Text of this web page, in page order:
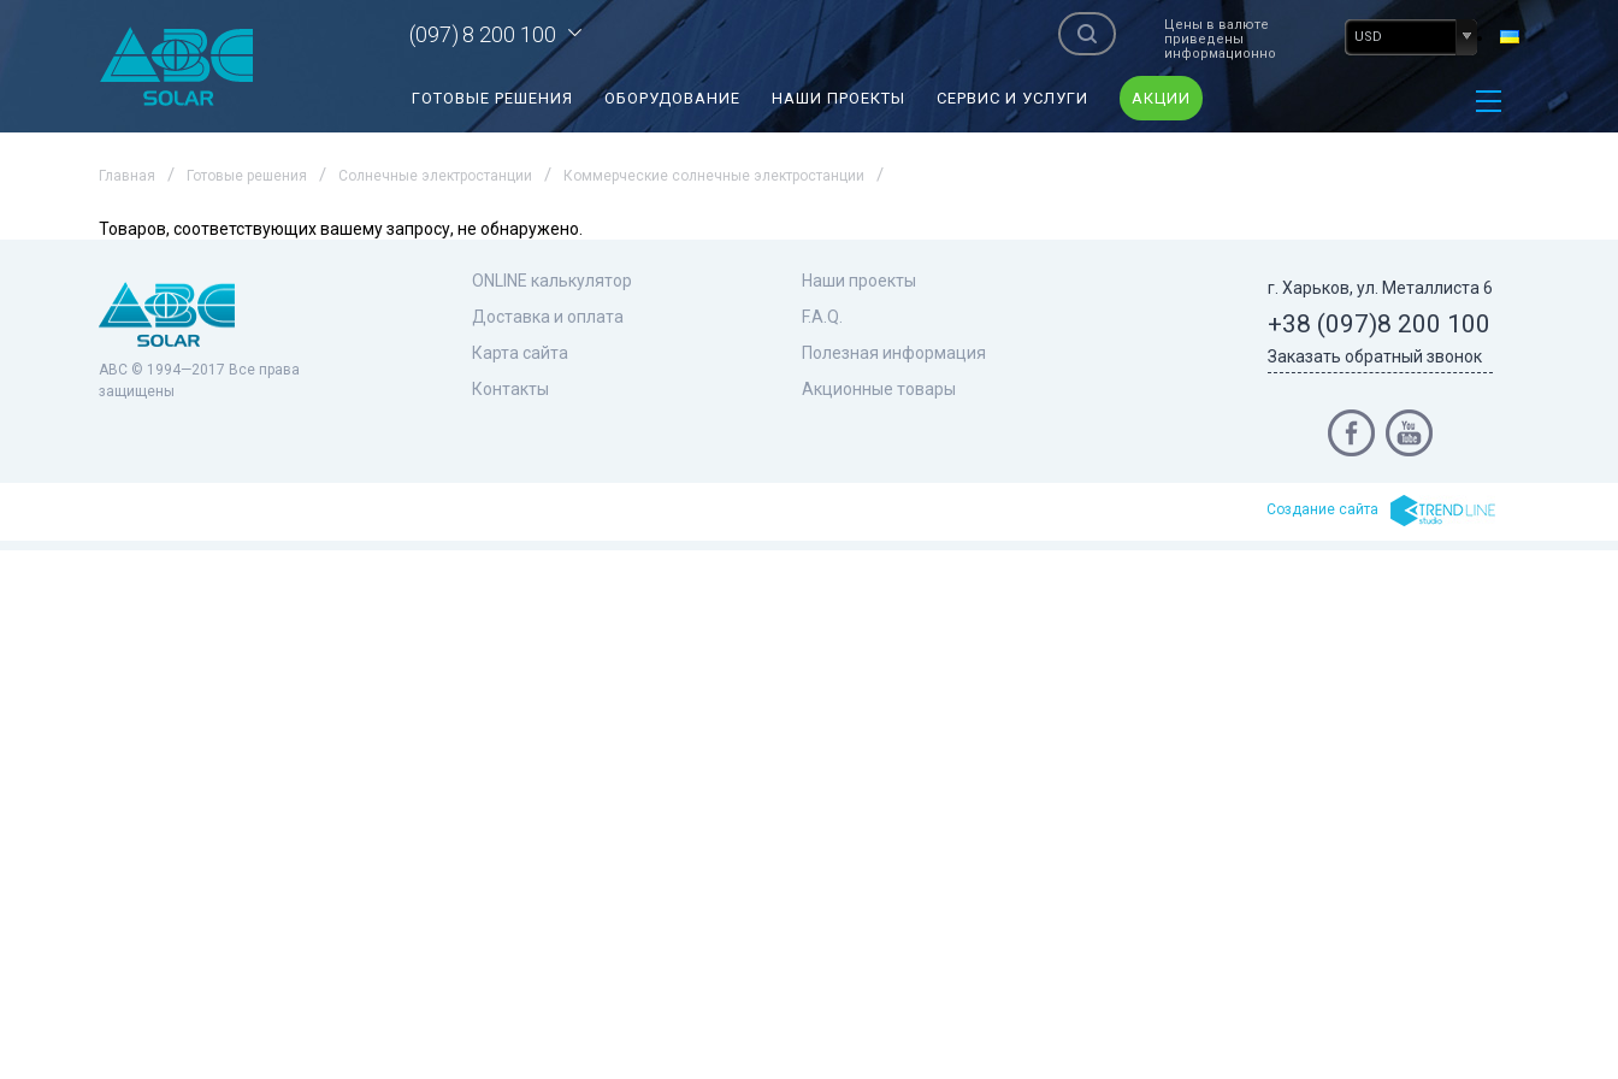
(097) 8 200 100
Цены в валюте
приведены
информационно
USD
ГОТОВЫЕ РЕШЕНИЯ ОБОРУДОВАНИЕ НАШИ ПРОЕКТЫ СЕРВИС И УСЛУГИ АКЦИИ
Главная Готовые решения Солнечные электростанции Коммерческие солнечные электростанции
Товаров, соответствующих вашему запросу, не обнаружено.
ABC © 1994—2017 Все права
защищены
ONLINE калькулятор
Доставка и оплата
Карта сайта
Контакты
Наши проекты
F.A.Q.
Полезная информация
Акционные товары
г. Харьков, ул. Металлиста 6
+38 (097)8 200 100
Заказать обратный звонок
Cоздание сайта